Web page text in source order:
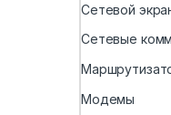
Сетевой
Сетевые
Модемы